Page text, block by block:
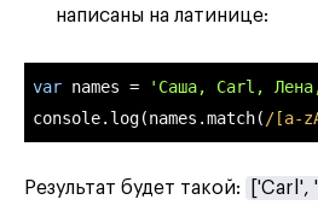
написаны на латинице:
var names =
'Саша, Carl,
console.log(names.match( /[a-
Результат будет такой: ['Carl',